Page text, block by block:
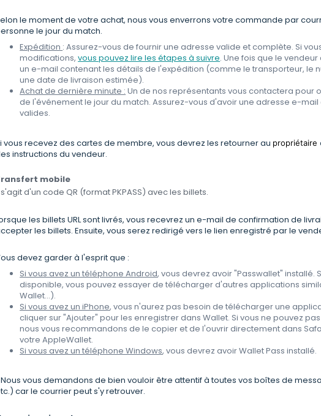
le moment de votre achat, nous vous enverrons votre commande par
le jour du match.
Expédition : Assurez-vous de fournir une adresse valide et complète. Si
modifications,vous pouvez lire les étapes à suivre. Une fois que le
un e-mail contenant les détails de l'expédition (comme le transporteur, le
une date de livraison estimée).
Achat de dernière minute : Un de nos représentants vous contactera pour
de l'événement le jour du match. Assurez-vous d'avoir une adresse e-
valides.
vous recevez des cartes de membre, vous devrez les retourner au propriétaire
instructions du vendeur.
mobile
s'agit d'un code QR (format PKPASS) avec les billets.
les billets URL sont livrés, vous recevrez un e-mail de confirmation de
les billets. Ensuite, vous serez redirigé vers le lien enregistré par le
devez garder à l'esprit que :
Si vous avez un téléphone Android, vous devrez avoir "Passwallet" installé.
disponible, vous pouvez essayer de télécharger d'autres applications
Wallet...).
Si vous avez un iPhone, vous n'aurez pas besoin de télécharger une
cliquer sur "Ajouter" pour les enregistrer dans Wallet. Si vous ne pouvez
nous vous recommandons de le copier et de l'ouvrir directement dans
votre AppleWallet.
Si vous avez un téléphone Windows, vous devrez avoir Wallet Pass installé.
vous demandons de bien vouloir être attentif à toutes vos boîtes de
car le courrier peut s'y retrouver.